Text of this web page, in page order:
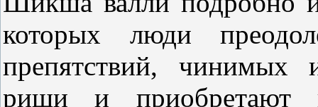
которых люди
препятствий,
риши и приобретают